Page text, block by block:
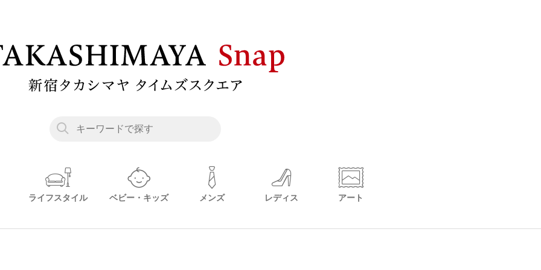
ライフスタイル ベビー・キッズ メンズ レディス アート